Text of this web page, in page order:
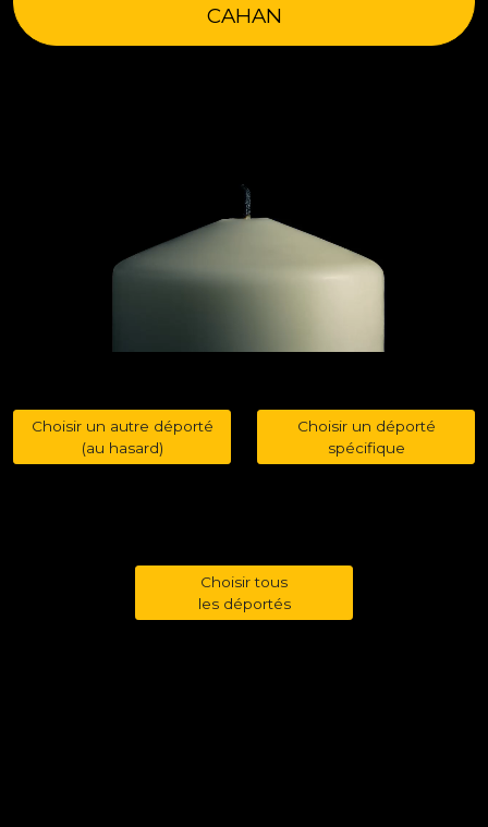
CAHAN
Choisir un autre déporté
(au hasard)
Choisir un déporté
spécifique
Choisir tous
les déportés